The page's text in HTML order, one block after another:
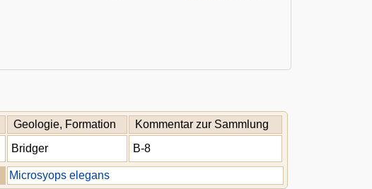
Geologie, Formation
Kommentar zur Sammlung
Bridger B-8
Microsyops elegans